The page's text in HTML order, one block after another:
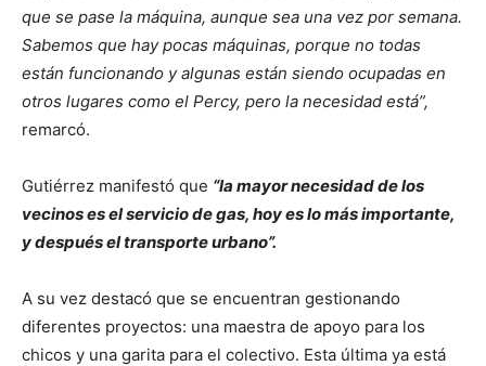
que se pase la máquina, aunque sea una vez por semana.
Sabemos que hay pocas máquinas, porque no todas
están funcionando y algunas están siendo ocupadas en
otros lugares como el Percy, pero la necesidad está”,
remarcó.
Gutiérrez manifestó que “la mayor necesidad de los
vecinos es el servicio de gas, hoy es lo más importante,
y después el transporte urbano”.
A su vez destacó que se encuentran gestionando
diferentes proyectos: una maestra de apoyo para los
chicos y una garita para el colectivo. Esta última ya está